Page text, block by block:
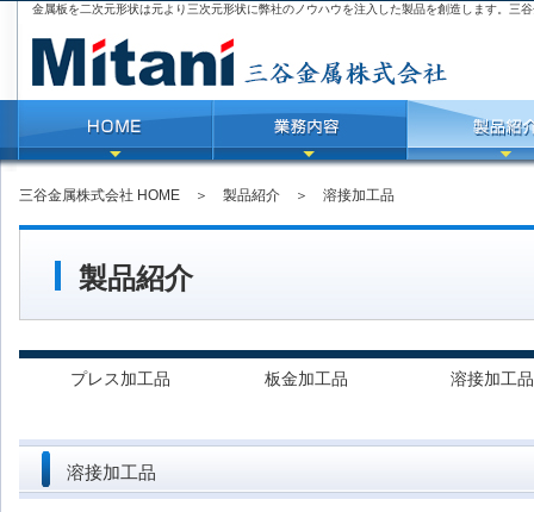
金属板を二次元形状は元より三次元形状に弊社のノウハウを注入した製品を創造します。三
三谷金属株式会社 HOME ＞ 製品紹介 ＞ 溶接加工品
製品紹介
プレス加工品 板金加工品 溶接加工品
溶接加工品